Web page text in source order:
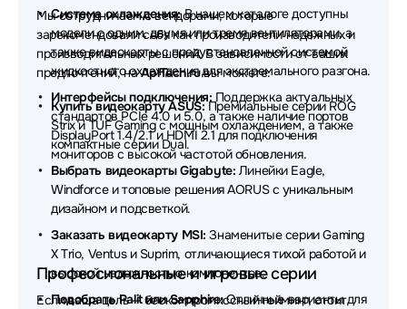
Система охлаждения:В нашем каталоге доступны
модели с одним, двумя или тремя вентиляторами, а
также видеокарты с предустановленной системой
жидкостного охлаждения для экстремального разгона.
Интерфейсы подключения: Поддержка актуальных
стандартов PCIe 4.0 и 5.0, а также наличие портов
DisplayPort 1.4/2.1 и HDMI 2.1 для подключения
мониторов с высокой частотой обновления.
Мы сотрудничаем с вендорами, которые
зарекомендовали себя как производители надежных и
производительных решений. В зависимости от ваших
предпочтений, наAplTech.ruвы можете:
Купить видеокарту ASUS:Премиальные серии ROG
Strix и TUF Gaming с мощным охлаждением, а также
компактные серии Dual.
Выбрать видеокарты Gigabyte: Линейки Eagle,
Windforce и топовые решения AORUS с уникальным
дизайном и подсветкой.
Заказать видеокарту MSI: Знаменитые серии Gaming
X Trio, Ventus и Suprim, отличающиеся тихой работой и
высокой надежностью компонентов.
Подобрать Palit или Sapphire:Отличные варианты для
Профессиональные и игровые серии
Если ваша цель — бескомпромиссный гейминг, стоит